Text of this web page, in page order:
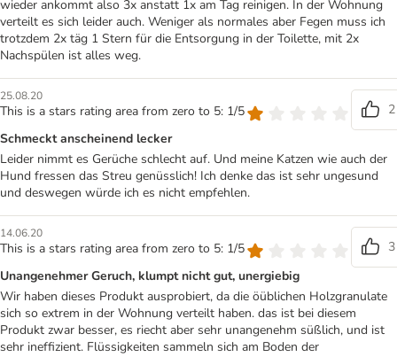
wieder ankommt also 3x anstatt 1x am Tag reinigen. In der Wohnung
verteilt es sich leider auch. Weniger als normales aber Fegen muss ich
trotzdem 2x täg 1 Stern für die Entsorgung in der Toilette, mit 2x
Nachspülen ist alles weg.
25.08.20
This is a stars rating area from zero to 5: 1/5
2
Schmeckt anscheinend lecker
Leider nimmt es Gerüche schlecht auf. Und meine Katzen wie auch der
Hund fressen das Streu genüsslich! Ich denke das ist sehr ungesund
und deswegen würde ich es nicht empfehlen.
14.06.20
This is a stars rating area from zero to 5: 1/5
3
Unangenehmer Geruch, klumpt nicht gut, unergiebig
Wir haben dieses Produkt ausprobiert, da die öüblichen Holzgranulate
sich so extrem in der Wohnung verteilt haben. das ist bei diesem
Produkt zwar besser, es riecht aber sehr unangenehm süßlich, und ist
sehr ineffizient. Flüssigkeiten sammeln sich am Boden der